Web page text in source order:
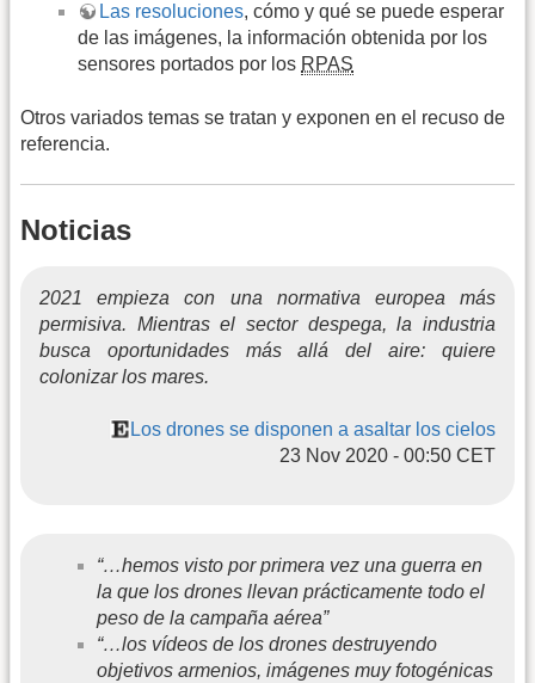
Las resoluciones, cómo y qué se puede esperar
de las imágenes, la información obtenida por los
sensores portados por los RPAS
Otros variados temas se tratan y exponen en el recuso de
referencia.
Noticias
2021 empieza con una normativa europea más
permisiva. Mientras el sector despega, la industria
busca oportunidades más allá del aire: quiere
colonizar los mares.
Los drones se disponen a asaltar los cielos
23 Nov 2020 - 00:50 CET
“…hemos visto por primera vez una guerra en
la que los drones llevan prácticamente todo el
peso de la campaña aérea”
“…los vídeos de los drones destruyendo
objetivos armenios, imágenes muy fotogénicas